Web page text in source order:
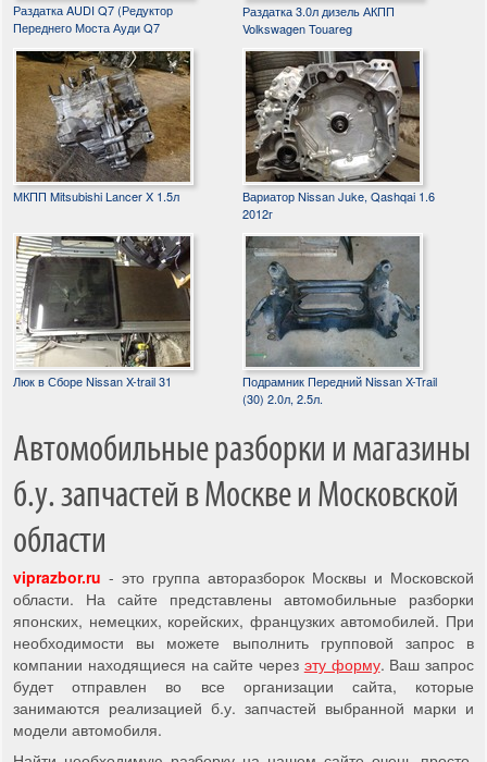
Раздатка AUDI Q7 (Редуктор
Переднего Моста Ауди Q7
Раздатка 3.0л дизель АКПП
Volkswagen Touareg
МКПП Mitsubishi Lancer X 1.5л
Вариатор Nissan Juke, Qashqai 1.6
2012г
Люк в Сборе Nissan X-trail 31
Подрамник Передний Nissan X-Trail
(30) 2.0л, 2.5л.
Автомобильные разборки и магазины
б.у. запчастей в Москве и Московской
области
viprazbor.ru - это группа авторазборок Москвы и Московской
области. На сайте представлены автомобильные разборки
японских, немецких, корейских, французких автомобилей. При
необходимости вы можете выполнить групповой запрос в
компании находящиеся на сайте через эту форму. Ваш запрос
будет отправлен во все организации сайта, которые
занимаются реализацией б.у. запчастей выбранной марки и
модели автомобиля.